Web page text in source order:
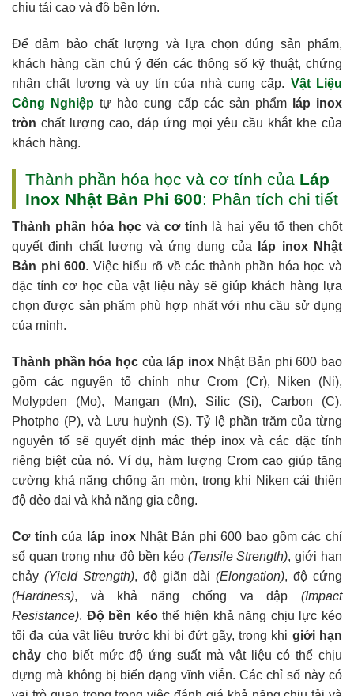
chịu tải cao và độ bền lớn.
Để đảm bảo chất lượng và lựa chọn đúng sản phẩm,
khách hàng cần chú ý đến các thông số kỹ thuật, chứng
nhận chất lượng và uy tín của nhà cung cấp. Vật Liệu
Công Nghiệp tự hào cung cấp các sản phẩm
láp inox
tròn chất lượng cao, đáp ứng mọi yêu cầu khắt khe của
khách hàng.
Thành phần hóa học và cơ tính của Láp
Inox Nhật Bản Phi 600: Phân tích chi tiết
Thành phần hóa họcvà cơ tính là hai yếu tố then chốt
quyết định chất lượng và ứng dụng của
láp inox Nhật
Bản phi 600. Việc hiểu rõ về các thành phần hóa học và
đặc tính cơ học của vật liệu này sẽ giúp khách hàng lựa
chọn được sản phẩm phù hợp nhất với nhu cầu sử dụng
của mình.
Thành phần hóa họccủa láp inoxNhật Bản phi 600 bao
gồm các nguyên tố chính như Crom (Cr), Niken (Ni),
Molypden (Mo), Mangan (Mn), Silic (Si), Carbon (C),
Photpho (P), và Lưu huỳnh (S). Tỷ lệ phần trăm của từng
nguyên tố sẽ quyết định mác thép inox và các đặc tính
riêng biệt của nó. Ví dụ, hàm lượng Crom cao giúp tăng
cường khả năng chống ăn mòn, trong khi Niken cải thiện
độ dẻo dai và khả năng gia công.
Cơ tính của láp inoxNhật Bản phi 600 bao gồm các chỉ
số quan trọng như độ bền kéo (Tensile Strength), giới hạn
chảy (Yield Strength), độ giãn dài (Elongation), độ cứng
(Hardness), và khả năng chống va đập (Impact
Resistance). Độ bền kéothể hiện khả năng chịu lực kéo
tối đa của vật liệu trước khi bị đứt gãy, trong khi giới hạn
chảy cho biết mức độ ứng suất mà vật liệu có thể chịu
đựng mà không bị biến dạng vĩnh viễn. Các chỉ số này có